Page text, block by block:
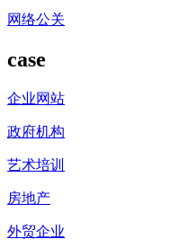
网络公关
case
企业网站
政府机构
艺术培训
房地产
外贸企业